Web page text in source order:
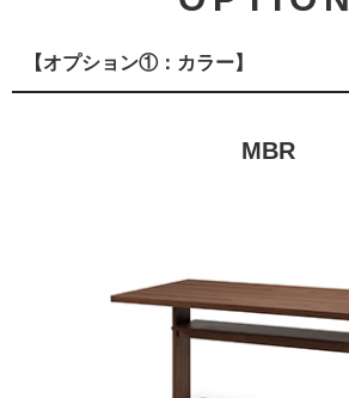
【オプション①：カラー】
MBR